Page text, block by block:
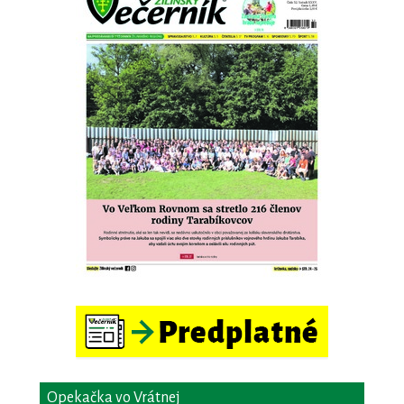
Opekačka vo Vrátnej